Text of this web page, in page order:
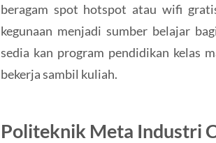
beragam spot hotspot atau wifi
kegunaan menjadi sumber belajar
sedia kan program pendidikan kelas
bekerja sambil kuliah.
Politeknik Meta Industri